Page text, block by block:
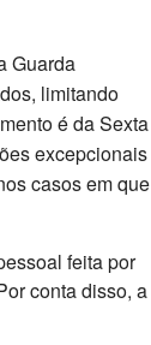
Guarda
limitando
é da Sexta
excepcionais
casos em que
feita por
conta disso, a